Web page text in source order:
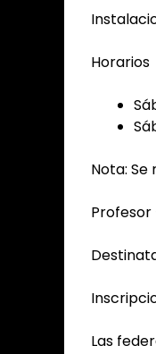
Horarios
Nota: Se
Profesor
Las